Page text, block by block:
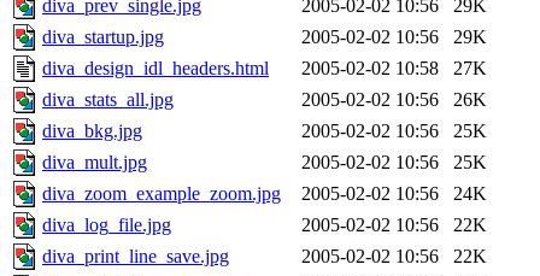
diva_prev_single.jpg
2005-02-02 10:56
29K
diva_startup.jpg
2005-02-02 10:56
29K
diva_design_idl_headers.html
2005-02-02 10:58
27K
diva_stats_all.jpg
2005-02-02 10:56
26K
diva_bkg.jpg
2005-02-02 10:56
25K
diva_mult.jpg
2005-02-02 10:56
25K
diva_zoom_example_zoom.jpg
2005-02-02 10:56
24K
diva_log_file.jpg
2005-02-02 10:56
22K
diva_print_line_save.jpg
2005-02-02 10:56
22K